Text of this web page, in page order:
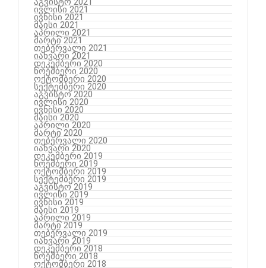
ივლისი 2021
ივნისი 2021
მაისი 2021
აპრილი 2021
მარტი 2021
თებერვალი 2021
იანვარი 2021
დეკემბერი 2020
ნოემბერი 2020
ოქტომბერი 2020
სექტემბერი 2020
აგვისტო 2020
ივლისი 2020
ივნისი 2020
მაისი 2020
აპრილი 2020
მარტი 2020
თებერვალი 2020
იანვარი 2020
დეკემბერი 2019
ნოემბერი 2019
ოქტომბერი 2019
სექტემბერი 2019
აგვისტო 2019
ივლისი 2019
ივნისი 2019
მაისი 2019
აპრილი 2019
მარტი 2019
თებერვალი 2019
იანვარი 2019
დეკემბერი 2018
ნოემბერი 2018
ოქტომბერი 2018